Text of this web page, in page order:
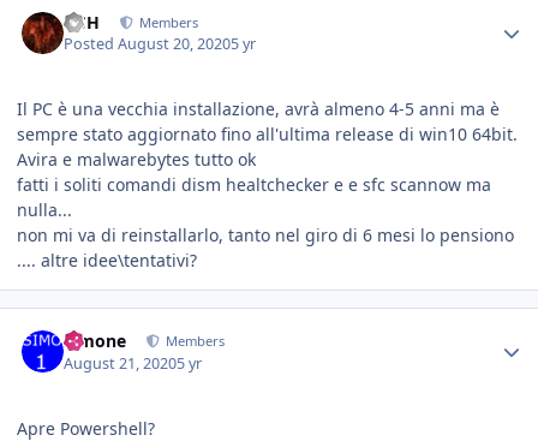
HSH Members
PostedAugust 20, 20205 yr
Il PC è una vecchia installazione, avrà almeno 4-5 anni ma è
sempre stato aggiornato fino all'ultima release di win10 64bit.
Avira e malwarebytes tutto ok
fatti i soliti comandi dism healtchecker e e sfc scannow ma
nulla...
non mi va di reinstallarlo, tanto nel giro di 6 mesi lo pensiono
.... altre idee\tentativi?
Simone Members
August 21, 20205 yr
Apre Powershell?